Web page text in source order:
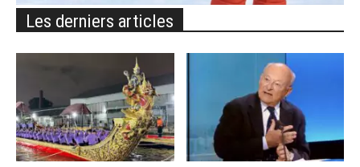
Les derniers articles